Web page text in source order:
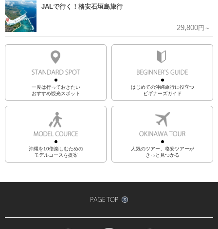
JALで行く！格安石垣島旅行
29,800円～
一度は行っておきたい
おすすめ観光スポット
はじめての沖縄旅行に役立つ
ビギナーズガイド
沖縄を10倍楽しむための
モデルコースを提案
人気のツアー、格安ツアーが
きっと見つかる